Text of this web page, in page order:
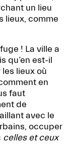
un lieu
lieux, comme
! La ville a
qu’en est-il
lieux où
en
faut
de
avec le
occuper
celles et ceux